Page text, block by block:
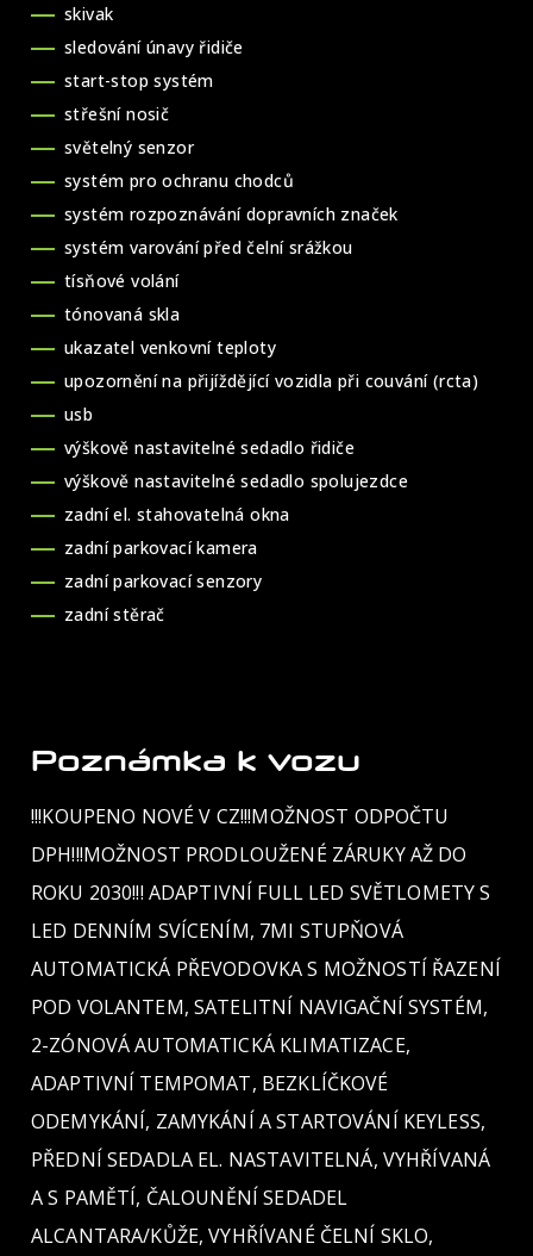
skivak
sledování únavy řidiče
start-stop systém
střešní nosič
světelný senzor
systém pro ochranu chodců
systém rozpoznávání dopravních značek
systém varování před čelní srážkou
tísňové volání
tónovaná skla
ukazatel venkovní teploty
upozornění na přijíždějící vozidla při couvání (rcta)
usb
výškově nastavitelné sedadlo řidiče
výškově nastavitelné sedadlo spolujezdce
zadní el. stahovatelná okna
zadní parkovací kamera
zadní parkovací senzory
zadní stěrač
Poznámka k vozu
!!!KOUPENO NOVÉ V CZ!!!MOŽNOST ODPOČTU
DPH!!!MOŽNOST PRODLOUŽENÉ ZÁRUKY AŽ DO
ROKU 2030!!! ADAPTIVNÍ FULL LED SVĚTLOMETY S
LED DENNÍM SVÍCENÍM, 7MI STUPŇOVÁ
AUTOMATICKÁ PŘEVODOVKA S MOŽNOSTÍ ŘAZENÍ
POD VOLANTEM, SATELITNÍ NAVIGAČNÍ SYSTÉM,
2-ZÓNOVÁ AUTOMATICKÁ KLIMATIZACE,
ADAPTIVNÍ TEMPOMAT, BEZKLÍČKOVÉ
ODEMYKÁNÍ, ZAMYKÁNÍ A STARTOVÁNÍ KEYLESS,
PŘEDNÍ SEDADLA EL. NASTAVITELNÁ, VYHŘÍVANÁ
A S PAMĚTÍ, ČALOUNĚNÍ SEDADEL
ALCANTARA/KŮŽE, VYHŘÍVANÉ ČELNÍ SKLO,